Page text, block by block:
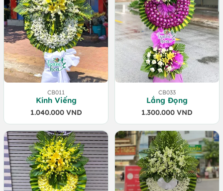
CB011
Kính Viếng
1.040.000 VND
CB033
Lắng Đọng
1.300.000 VND